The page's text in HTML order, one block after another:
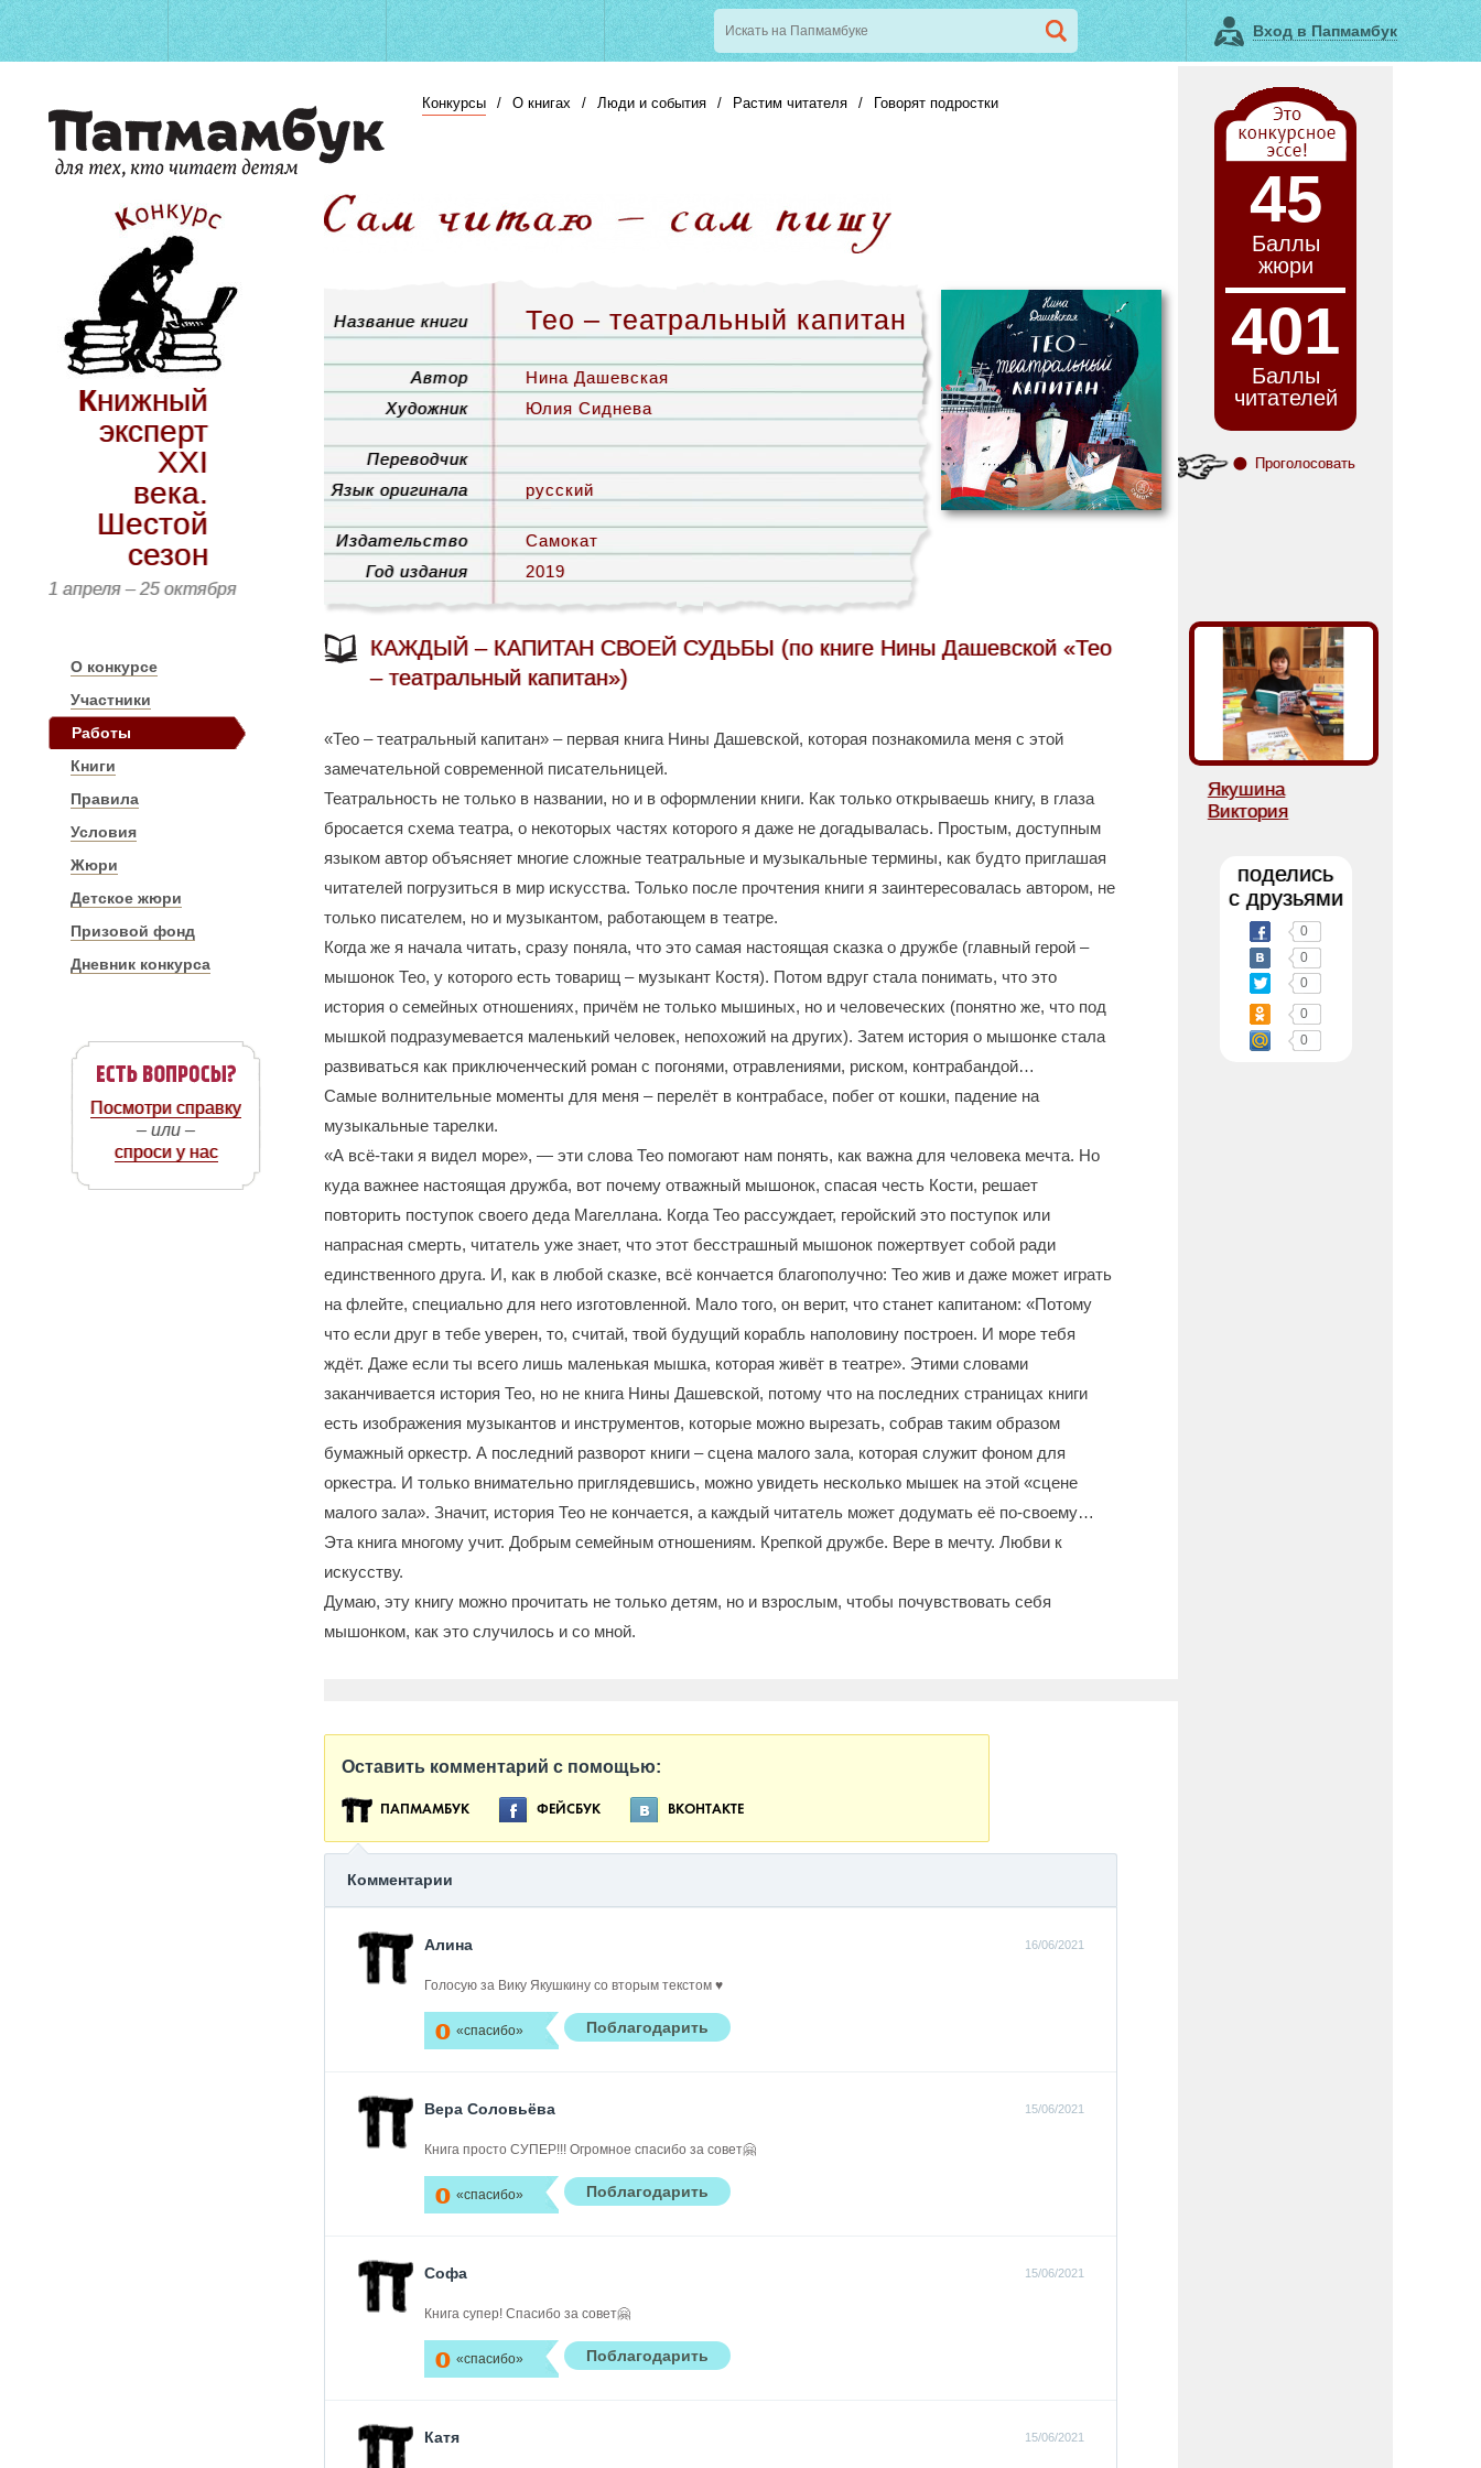
Вход в Папмамбук
Конкурсы / О книгах / Люди и события / Растим читателя / Говорят подростки
Книжный
эксперт
XXI
века.
Шестой
сезон
1 апреля – 25 октября
О конкурсе
Участники
Работы
Книги
Правила
Условия
Жюри
Детское жюри
Призовой фонд
Дневник конкурса
Посмотри справку
– или –
спроси у нас
Название книги Тео – театральный капитан
Автор
Нина Дашевская
Художник
Юлия Сиднева
Переводчик
Язык оригинала
русский
Издательство
Самокат
Год издания
2019
КАЖДЫЙ – КАПИТАН СВОЕЙ СУДЬБЫ (по книге Нины Дашевской «Тео
– театральный капитан»)
«Тео – театральный капитан» – первая книга Нины Дашевской, которая познакомила меня с этой
замечательной современной писательницей.
Театральность не только в названии, но и в оформлении книги. Как только открываешь книгу, в глаза
бросается схема театра, о некоторых частях которого я даже не догадывалась. Простым, доступным
языком автор объясняет многие сложные театральные и музыкальные термины, как будто приглашая
читателей погрузиться в мир искусства. Только после прочтения книги я заинтересовалась автором, не
только писателем, но и музыкантом, работающем в театре.
Когда же я начала читать, сразу поняла, что это самая настоящая сказка о дружбе (главный герой –
мышонок Тео, у которого есть товарищ – музыкант Костя). Потом вдруг стала понимать, что это
история о семейных отношениях, причём не только мышиных, но и человеческих (понятно же, что под
мышкой подразумевается маленький человек, непохожий на других). Затем история о мышонке стала
развиваться как приключенческий роман с погонями, отравлениями, риском, контрабандой…
Самые волнительные моменты для меня – перелёт в контрабасе, побег от кошки, падение на
музыкальные тарелки.
«А всё-таки я видел море», — эти слова Тео помогают нам понять, как важна для человека мечта. Но
куда важнее настоящая дружба, вот почему отважный мышонок, спасая честь Кости, решает
повторить поступок своего деда Магеллана. Когда Тео рассуждает, геройский это поступок или
напрасная смерть, читатель уже знает, что этот бесстрашный мышонок пожертвует собой ради
единственного друга. И, как в любой сказке, всё кончается благополучно: Тео жив и даже может играть
на флейте, специально для него изготовленной. Мало того, он верит, что станет капитаном: «Потому
что если друг в тебе уверен, то, считай, твой будущий корабль наполовину построен. И море тебя
ждёт. Даже если ты всего лишь маленькая мышка, которая живёт в театре». Этими словами
заканчивается история Тео, но не книга Нины Дашевской, потому что на последних страницах книги
есть изображения музыкантов и инструментов, которые можно вырезать, собрав таким образом
бумажный оркестр. А последний разворот книги – сцена малого зала, которая служит фоном для
оркестра. И только внимательно приглядевшись, можно увидеть несколько мышек на этой «сцене
малого зала». Значит, история Тео не кончается, а каждый читатель может додумать её по-своему…
Эта книга многому учит. Добрым семейным отношениям. Крепкой дружбе. Вере в мечту. Любви к
искусству.
Думаю, эту книгу можно прочитать не только детям, но и взрослым, чтобы почувствовать себя
мышонком, как это случилось и со мной.
Оставить комментарий с помощью:
ПАПМАМБУК ФЕЙСБУК ВКОНТАКТЕ
Комментарии
Алина 16/06/2021
Голосую за Вику Якушкину со вторым текстом ♥️
0 «спасибо»
Вера Соловьёва 15/06/2021
Книга просто СУПЕР!!! Огромное спасибо за совет🤗
0 «спасибо»
Софа 15/06/2021
Книга супер! Спасибо за совет🤗
0 «спасибо»
Катя 15/06/2021
45
Баллы
жюри
401
Баллы
читателей
Проголосовать
Якушина
Виктория
поделись
с друзьями
0
0
0
0
0